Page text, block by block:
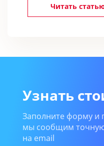
Читать
Узнать
Заполните форму и
мы сообщим
на email